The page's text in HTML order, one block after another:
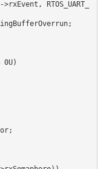
!= 0U)